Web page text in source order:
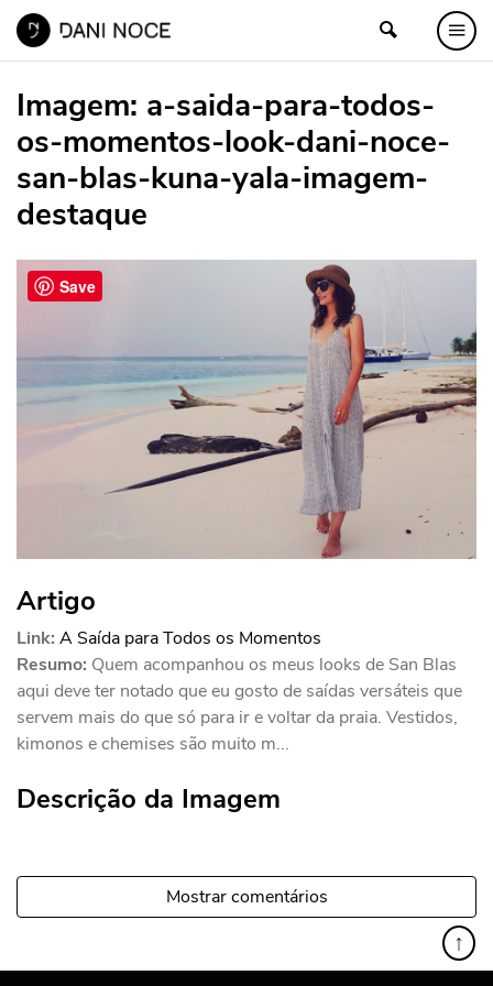
Imagem: a-saida-para-todos-
os-momentos-look-dani-noce-
san-blas-kuna-yala-imagem-
destaque
Artigo
Link: A Saída para Todos os Momentos
Resumo: Quem acompanhou os meus looks de San Blas
aqui deve ter notado que eu gosto de saídas versáteis que
servem mais do que só para ir e voltar da praia. Vestidos,
kimonos e chemises são muito m...
Descrição da Imagem
Mostrar comentários
↑
Save